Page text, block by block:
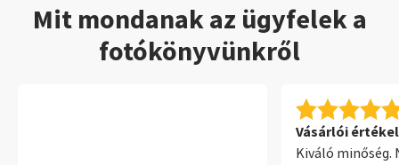
Mit mondanak az ügyfelek a
fotókönyvünkről
Vásárlói
Kiváló minőség.